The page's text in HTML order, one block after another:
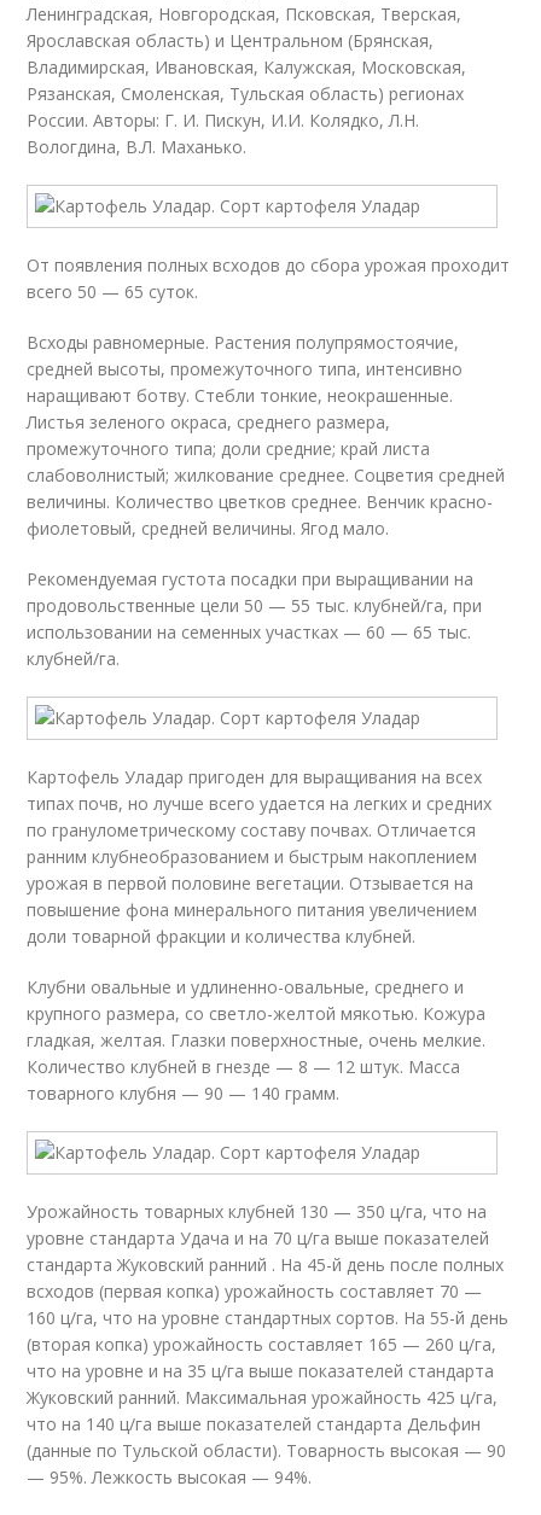
Ленинградская, Новгородская, Псковская, Тверская,
Ярославская область) и Центральном (Брянская,
Владимирская, Ивановская, Калужская, Московская,
Рязанская, Смоленская, Тульская область) регионах
России. Авторы: Г. И. Пискун, И.И. Колядко, Л.Н.
Вологдина, В.Л. Маханько.
От появления полных всходов до сбора урожая проходит
всего 50 — 65 суток.
Всходы равномерные. Растения полупрямостоячие,
средней высоты, промежуточного типа, интенсивно
наращивают ботву. Стебли тонкие, неокрашенные.
Листья зеленого окраса, среднего размера,
промежуточного типа; доли средние; край листа
слабоволнистый; жилкование среднее. Соцветия средней
величины. Количество цветков среднее. Венчик красно-
фиолетовый, средней величины. Ягод мало.
Рекомендуемая густота посадки при выращивании на
продовольственные цели 50 — 55 тыс. клубней/га, при
использовании на семенных участках — 60 — 65 тыс.
клубней/га.
Картофель Уладар пригоден для выращивания на всех
типах почв, но лучше всего удается на легких и средних
по гранулометрическому составу почвах. Отличается
ранним клубнеобразованием и быстрым накоплением
урожая в первой половине вегетации. Отзывается на
повышение фона минерального питания увеличением
доли товарной фракции и количества клубней.
Клубни овальные и удлиненно-овальные, среднего и
крупного размера, со светло-желтой мякотью. Кожура
гладкая, желтая. Глазки поверхностные, очень мелкие.
Количество клубней в гнезде — 8 — 12 штук. Масса
товарного клубня — 90 — 140 грамм.
Урожайность товарных клубней 130 — 350 ц/га, что на
уровне стандарта Удача и на 70 ц/га выше показателей
стандарта Жуковский ранний . На 45-й день после полных
всходов (первая копка) урожайность составляет 70 —
160 ц/га, что на уровне стандартных сортов. На 55-й день
(вторая копка) урожайность составляет 165 — 260 ц/га,
что на уровне и на 35 ц/га выше показателей стандарта
Жуковский ранний. Максимальная урожайность 425 ц/га,
что на 140 ц/га выше показателей стандарта Дельфин
(данные по Тульской области). Товарность высокая — 90
— 95%. Лежкость высокая — 94%.